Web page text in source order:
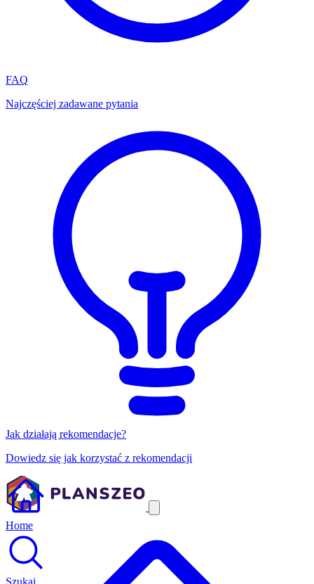
FAQ
Najczęściej zadawane pytania
Jak działają rekomendacje?
Dowiedz się jak korzystać z rekomendacji
Home
Szukaj